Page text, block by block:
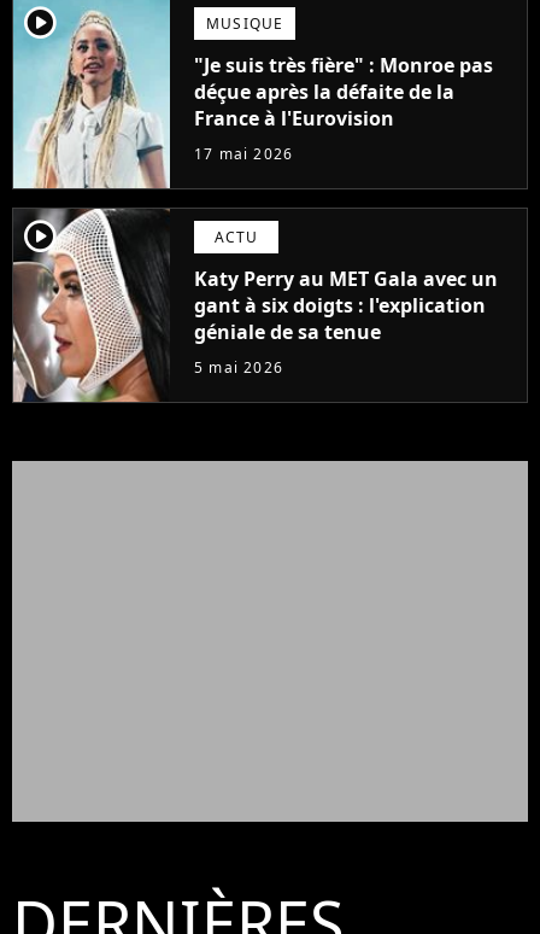
player2 MUSIQUE
"Je suis très fière" : Monroe pas
déçue après la défaite de la
France à l'Eurovision
17 mai 2026
player2 ACTU
Katy Perry au MET Gala avec un
gant à six doigts : l'explication
géniale de sa tenue
5 mai 2026